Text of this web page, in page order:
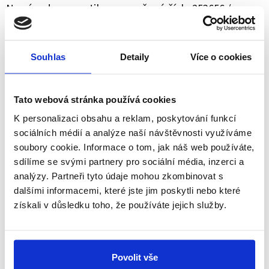
Souhlas Detaily Více o cookies
Tato webová stránka používá cookies
K personalizaci obsahu a reklam, poskytování funkcí
sociálních médií a analýze naší návštěvnosti využíváme
soubory cookie. Informace o tom, jak náš web používáte,
sdílíme se svými partnery pro sociální média, inzerci a
analýzy. Partneři tyto údaje mohou zkombinovat s
dalšími informacemi, které jste jim poskytli nebo které
získali v důsledku toho, že používáte jejich služby.
Povolit vše
Na západce a protikusu vyražené číslo 253656 /
253397 / 253655.
Barva šedá nebo černá.
Detailní informace
ZEPTAT SE SDÍLET
Schüco partner
Jsme oficiální prodejce a servis
Technické poradenství